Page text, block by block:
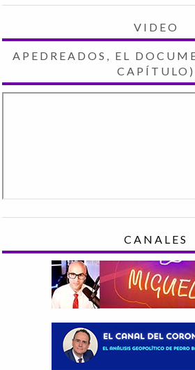
VIDEO
APEDREADOS, EL
CAPÍTULO)
CANALES